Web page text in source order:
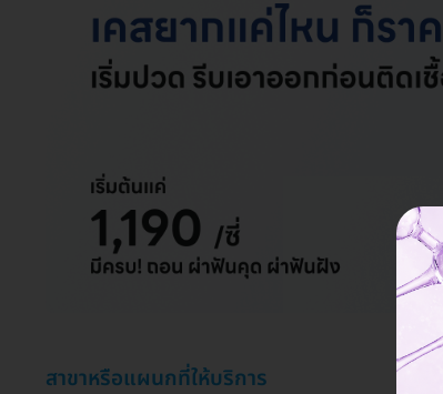
สาขาหรือแผนกที่ให้บริการ